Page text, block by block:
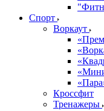
Спорт
Воркаут
Кроссфит
Тренажеры